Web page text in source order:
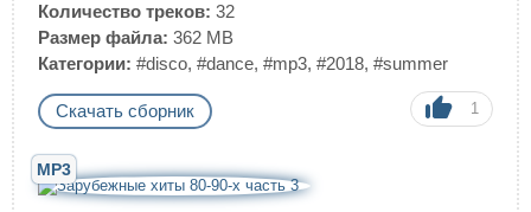
Количество треков: 32
Размер файла: 362 MB
Категории: #disco, #dance, #mp3, #2018, #summer
Скачать сборник 1
MP3